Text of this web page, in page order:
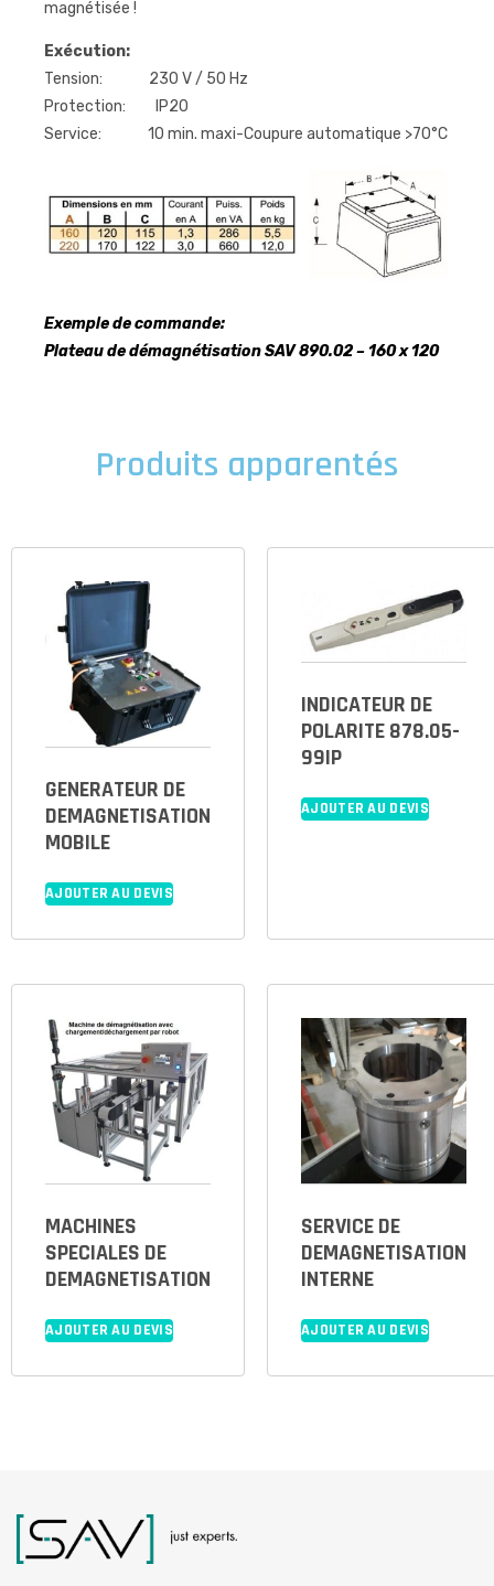
magnétisée !
Exécution:
Tension: 230 V / 50 Hz
Protection: IP20
Service: 10 min. maxi-Coupure automatique >70°C
Exemple de commande:
Plateau de démagnétisation SAV 890.02 – 160 x 120
Produits apparentés
GENERATEUR DE
DEMAGNETISATION
MOBILE
AJOUTER AU DEVIS
INDICATEUR DE
POLARITE 878.05-
99IP
AJOUTER AU DEVIS
MACHINES
SPECIALES DE
DEMAGNETISATION
AJOUTER AU DEVIS
SERVICE DE
DEMAGNETISATION
INTERNE
AJOUTER AU DEVIS